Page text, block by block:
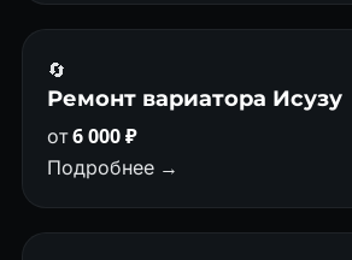
🔄
Ремонт вариатора Исузу
от6 000 ₽
Подробнее →